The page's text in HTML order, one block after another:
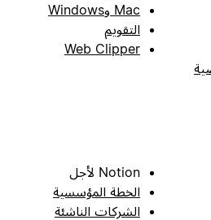
Mac وWindows
التقويم
Web Clipper
Notion لأجل
الخطة المؤسسية
الشركات الناشئة